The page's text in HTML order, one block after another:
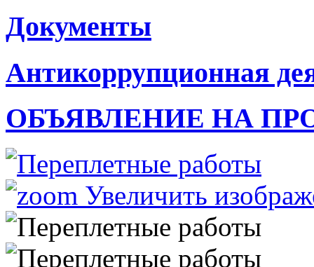
Документы
Антикоррупционная
ОБЪЯВЛЕНИЕ НА
Увеличить